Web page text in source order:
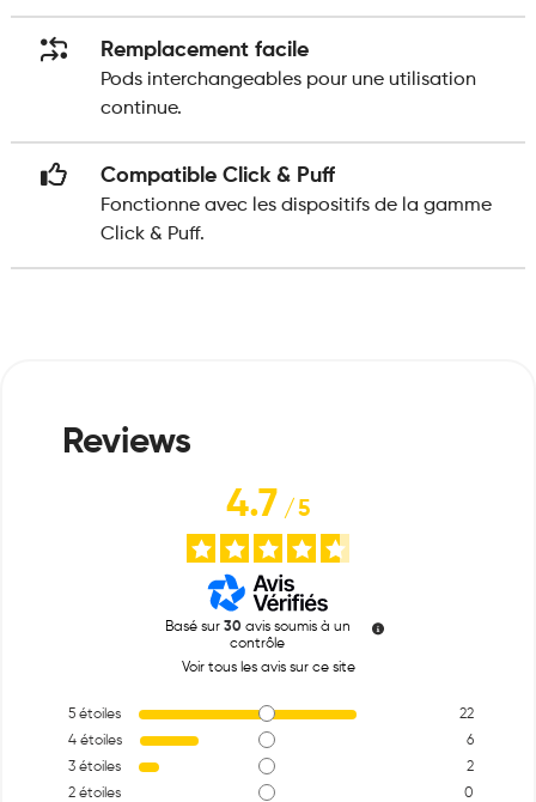
Remplacement facile
Pods interchangeables pour une utilisation
continue.
Compatible Click & Puff
Fonctionne avec les dispositifs de la gamme
Click & Puff.
4.7/5
Basé sur 30 avis soumis à un
contrôle
Voir tous les avis sur ce site
5 étoiles
22
4 étoiles
6
3 étoiles
2
2 étoiles
0